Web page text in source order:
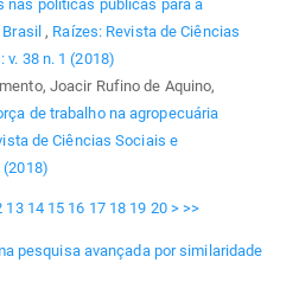
nas políticas públicas para a
, Raízes: Revista de Ciências
38 n. 1 (2018)
Joacir Rufino de Aquino,
de trabalho na agropecuária
de Ciências Sociais e
(2018)
13 14 15 16 17 18 19 20 > >>
pesquisa avançada por similaridade